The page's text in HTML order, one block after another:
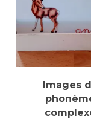
Lire La
Images